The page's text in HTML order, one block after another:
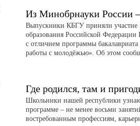
Из Минобрнауки России
Выпускники КБГУ приняли участие
образования Российской
с отличием программы
работы с молодёжью». Об этом
Где родился, там и
Школьники нашей республики
программе – не менее восьми
востребованным профессиям,